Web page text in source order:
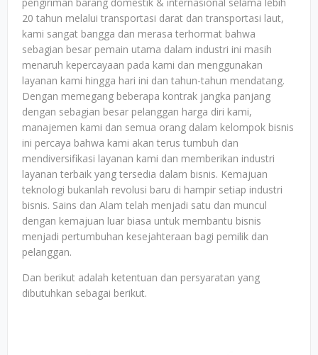
20 tahun melalui transportasi darat dan transportasi laut,
kami sangat bangga dan merasa terhormat bahwa
sebagian besar pemain utama dalam industri ini masih
menaruh kepercayaan pada kami dan menggunakan
layanan kami hingga hari ini dan tahun-tahun mendatang.
Dengan memegang beberapa kontrak jangka panjang
dengan sebagian besar pelanggan harga diri kami,
manajemen kami dan semua orang dalam kelompok bisnis
ini percaya bahwa kami akan terus tumbuh dan
mendiversifikasi layanan kami dan memberikan industri
layanan terbaik yang tersedia dalam bisnis. Kemajuan
teknologi bukanlah revolusi baru di hampir setiap industri
bisnis. Sains dan Alam telah menjadi satu dan muncul
dengan kemajuan luar biasa untuk membantu bisnis
menjadi pertumbuhan kesejahteraan bagi pemilik dan
pelanggan.
Dan berikut adalah ketentuan dan persyaratan yang
dibutuhkan sebagai berikut.